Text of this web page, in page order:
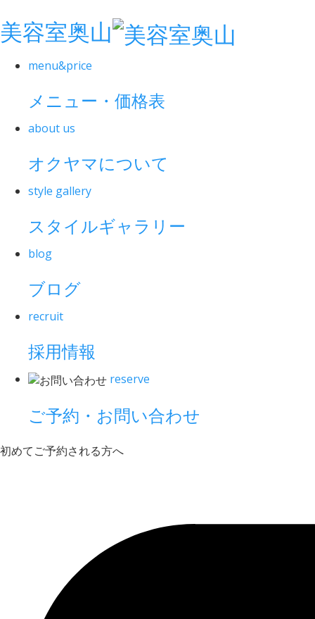
美容室奥山
menu&price
メニュー・価格表
about us
オクヤマについて
style gallery
スタイルギャラリー
blog
ブログ
recruit
採用情報
reserve
ご予約・お問い合わせ
初めてご予約される方へ